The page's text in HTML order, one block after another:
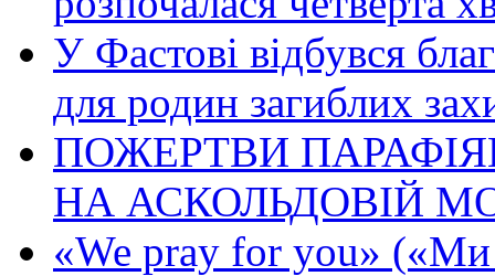
У Фастові відбувся
для родин загиблих
ПОЖЕРТВИ
НА АСКОЛЬДОВІЙ
«We pray for you» («Ми